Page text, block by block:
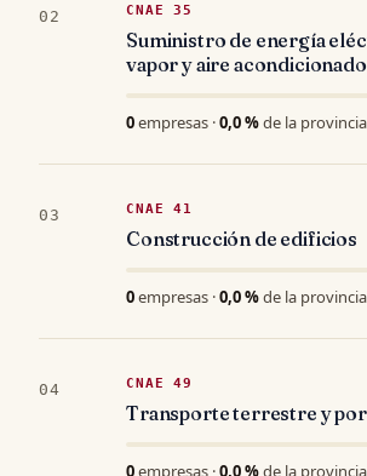
02 CNAE 35
Suministro de energía
vapor y aire acondicionado
0empresas ·0,0 %de la provincia
03 CNAE 41
Construcción de edificios
0empresas ·0,0 %de la provincia
04 CNAE 49
Transporte terrestre y
0empresas ·0,0 %de la provincia